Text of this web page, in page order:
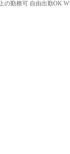
勤務可 自由出勤OK